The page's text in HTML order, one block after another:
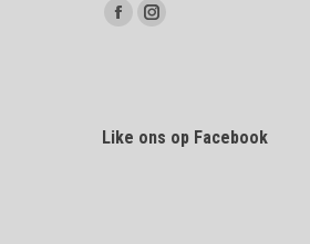
Vind ons op:
Facebook
new
Instagram
new
Like ons op Facebook